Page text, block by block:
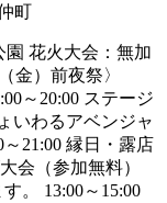
町
園 花火大会：無加
金）前夜祭〉
～20:00 ステージ
いわるアベンジャ
21:00 縁日・露店
会（参加無料）
。 13:00～15:00